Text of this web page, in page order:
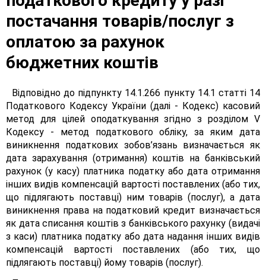
постачання товарів/послуг з
оплатою за рахунок
бюджетних коштів
Відповідно до підпункту 14.1.266 пункту 14.1 статті 14
Податкового Кодексу України (далі - Кодекс) касовий
метод для цілей оподаткування згідно з розділом V
Кодексу - метод податкового обліку, за яким дата
виникнення податкових зобов’язань визначається як
дата зарахування (отримання) коштів на банківський
рахунок (у касу) платника податку або дата отримання
інших видів компенсацій вартості поставлених (або тих,
що підлягають поставці) ним товарів (послуг), а дата
виникнення права на податковий кредит визначається
як дата списання коштів з банківського рахунку (видачі
з каси) платника податку або дата надання інших видів
компенсацій вартості поставлених (або тих, що
підлягають поставці) йому товарів (послуг).